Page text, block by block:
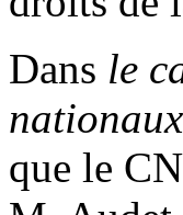
Dans le
que le